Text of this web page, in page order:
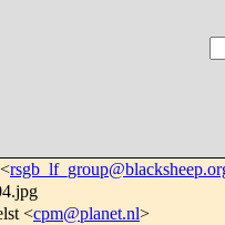
<cpm@planet.nl>